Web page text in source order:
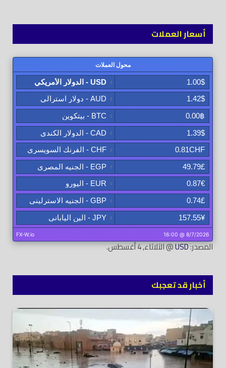
أسعار العملات
المصدر:USD@ الثلاثاء, 4 أغسطس.
أخبار قد تعجبك